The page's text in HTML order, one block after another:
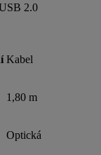
2.0
Kabel
1,80 m
Optická